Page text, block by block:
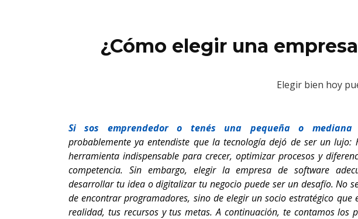
¿Cómo elegir una
Elegir bien hoy
Si sos emprendedor o tenés una pequeña o mediana
probablemente ya entendiste que la tecnología dejó de ser un lujo:
herramienta indispensable para crecer, optimizar procesos y
competencia. Sin embargo, elegir la empresa de software
desarrollar tu idea o digitalizar tu negocio puede ser un desafío. No
de encontrar programadores, sino de elegir un socio estratégico que
realidad, tus recursos y tus metas. A continuación, te contamos los